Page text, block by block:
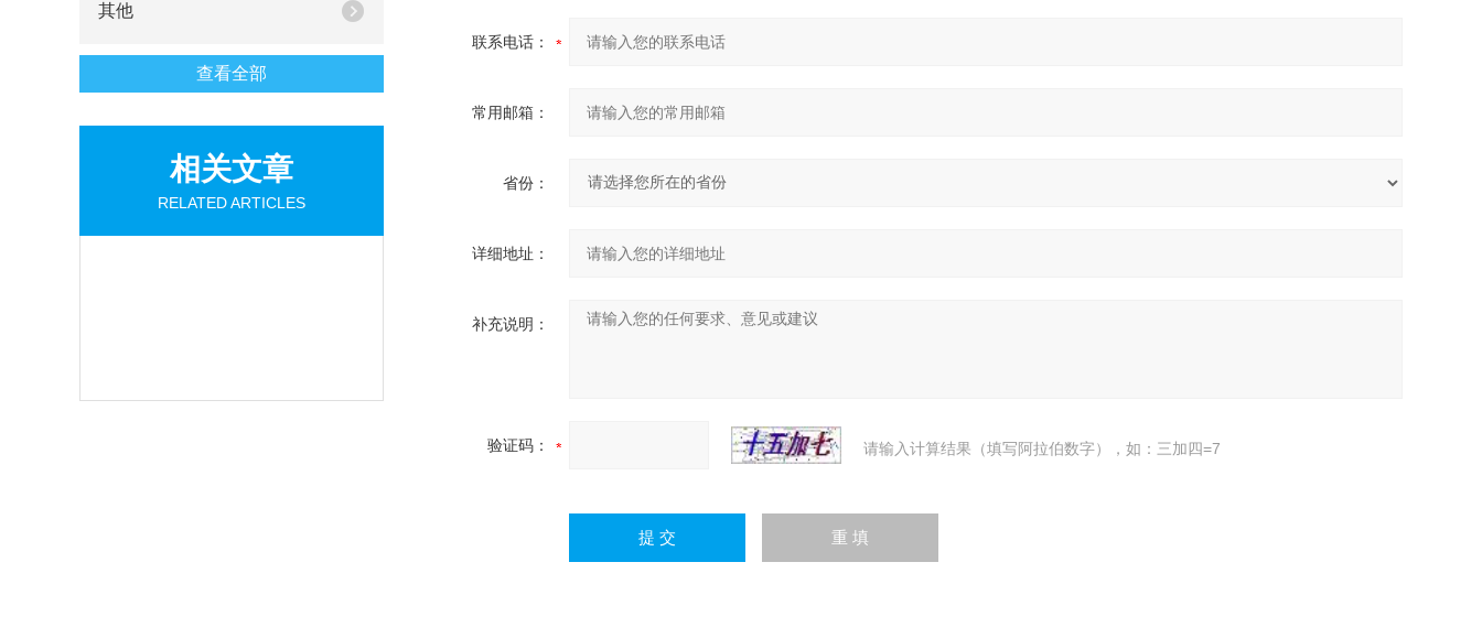
其他
查看全部
相关文章
RELATED ARTICLES
联系电话：
常用邮箱：
省份：
详细地址：
补充说明：
验证码： 请输入计算结果（填写阿拉伯数字），如：三加四=7